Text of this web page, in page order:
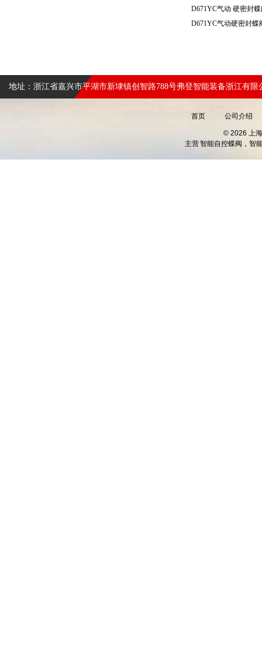
D671YC气动 硬密封
D671YC气动硬密封
地址：浙江省嘉兴市平湖市新埭镇创智路788号弗登智能装备浙江有限
首页 公司介绍
© 2026 上
主营智能自控蝶阀，智